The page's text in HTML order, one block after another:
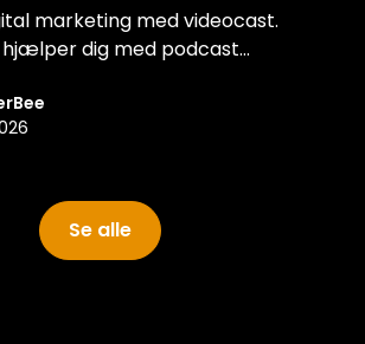
marketing med videocast.
hjælper dig med podcast
content til SOME.
Se alle